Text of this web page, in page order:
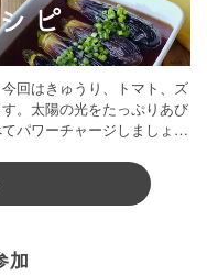
回はきゅうり、トマト、ズ
。太陽の光をたっぷりあび
パワーチャージしましょう
加